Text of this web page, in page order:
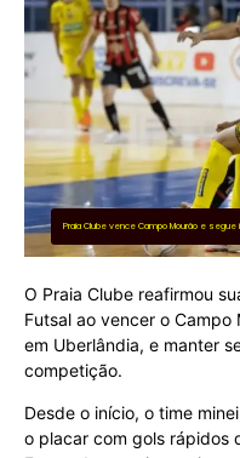
Praia Clube vence Campo Mourão e segue
O Praia Clube reafirmou
Futsal ao vencer o Campo
em Uberlândia, e manter
competição.
Desde o início, o time
o placar com gols rápidos